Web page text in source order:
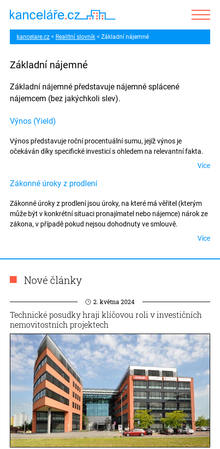
kancelare.cz Realitní slovník Základní nájemné
Základní nájemné
Základní nájemné představuje nájemné splácené
nájemcem (bez jakýchkoli slev).
Výnos (Yield)
Výnos představuje roční procentuální sumu, jejíž výnos je
očekáván díky specifické investicí s ohledem na relevantní fakta.
Více
Zákonné úroky z prodlení
Zákonné úroky z prodlení jsou úroky, na které má věřitel (kterým
může být v konkrétní situaci pronajímatel nebo nájemce) nárok ze
zákona, v případě pokud nejsou dohodnuty ve smlouvě.
Více
Nové články
2. května 2024
Technické posudky hrají klíčovou roli v investičních
nemovitostních projektech